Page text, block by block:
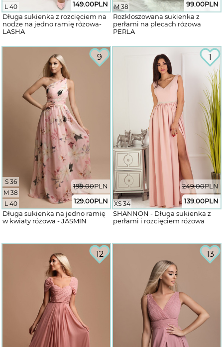
L 40
149.00PLN
Długa sukienka z rozcięciem na
nodze na jedno ramię różowa-
LASHA
M 38
99.00PLN
Rozkloszowana sukienka z
perłami na plecach różowa
PERLA
9
S 36
M 38
L 40
199.00PLN
129.00PLN
Długa sukienka na jedno ramię
w kwiaty różowa - JASMIN
1
XS 34
249.00PLN
139.00PLN
SHANNON - Długa sukienka z
perłami i rozcięciem różowa
12 13